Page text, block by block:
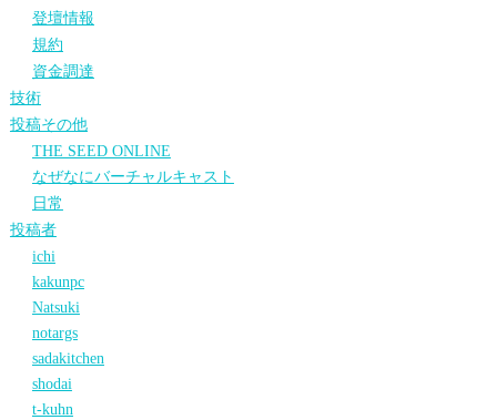
登壇情報
規約
資金調達
技術
投稿その他
THE SEED ONLINE
なぜなにバーチャルキャスト
日常
投稿者
ichi
kakunpc
Natsuki
notargs
sadakitchen
shodai
t-kuhn